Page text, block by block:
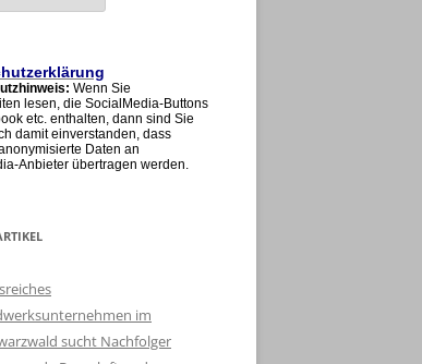
Wenn Sie
lesen, die SocialMedia-Buttons
etc. enthalten, dann sind Sie
damit einverstanden, dass
Daten an
Anbieter übertragen werden.
im
sucht Nachfolger